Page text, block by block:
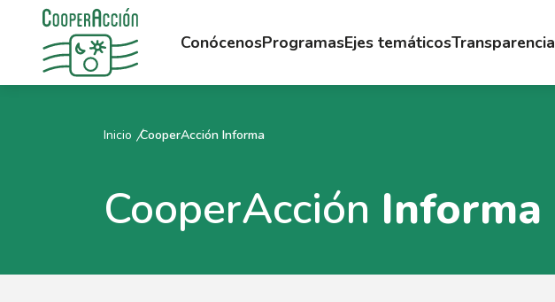
ConócenosProgramasEjes temáticosTransparencia
Inicio CooperAcción Informa
CooperAcción Informa